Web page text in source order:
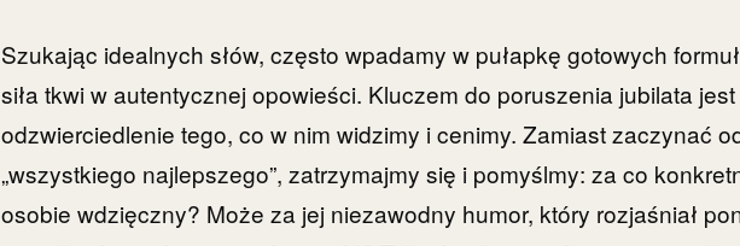
Szukając idealnych słów, często wpadamy w pułapkę gotowych
siła tkwi w autentycznej opowieści. Kluczem do poruszenia jubilata
odzwierciedlenie tego, co w nim widzimy i cenimy. Zamiast zaczynać
„wszystkiego najlepszego”, zatrzymajmy się i pomyślmy: za co
osobie wdzięczny? Może za jej niezawodny humor, który rozjaśniał